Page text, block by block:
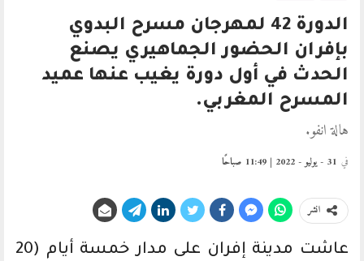
الدورة 42 لمهرجان مسرح البدوي
بإفران الحضور الجماهيري يصنع
الحدث في أول دورة يغيب عنها عميد
المسرح المغربي.
هالة انفو.
في 31 - يوليو - 2022 | 11:49 صباحًا
انشر
عاشت مدينة إفران على مدار خمسة أيام (20